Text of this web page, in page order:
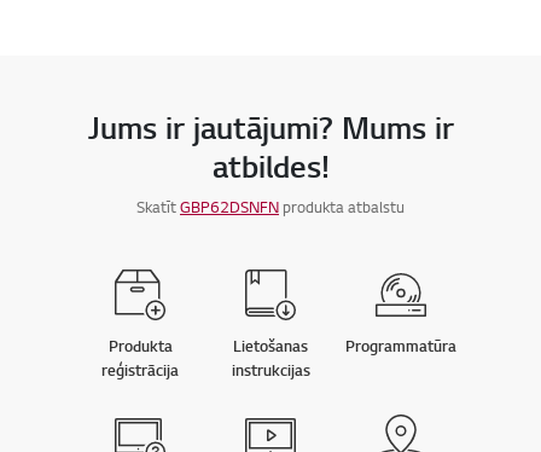
Jums ir jautājumi? Mums ir
atbildes!
SkatītGBP62DSNFNprodukta atbalstu
Produkta
reģistrācija
Lietošanas
instrukcijas
Programmatūra